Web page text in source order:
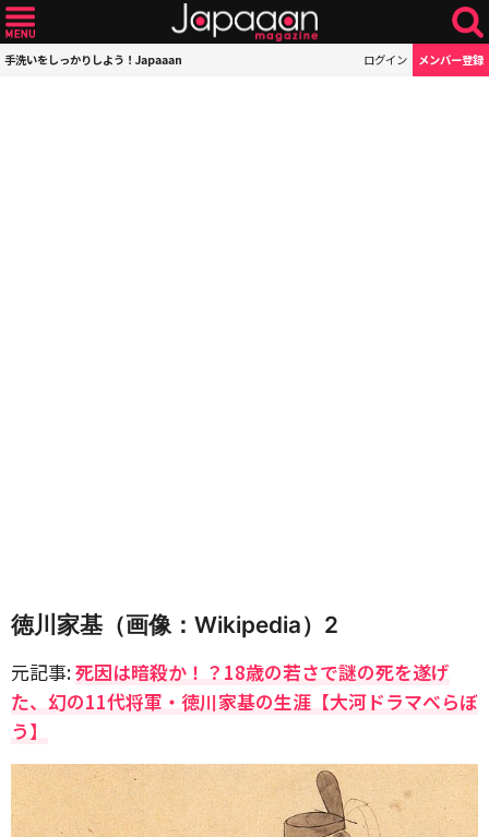
手洗いをしっかりしよう！Japaaan ログイン メンバー登録
徳川家基（画像：Wikipedia）2
元記事:死因は暗殺か！？18歳の若さで謎の死を遂げ
た、幻の11代将軍・徳川家基の生涯【大河ドラマべらぼ
う】